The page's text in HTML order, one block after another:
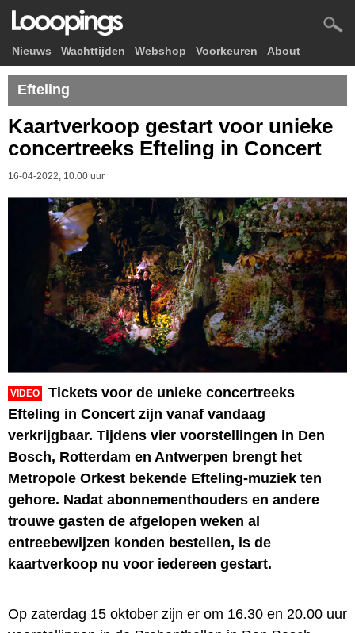
Nieuws Wachttijden Webshop Voorkeuren About
Efteling
Kaartverkoop gestart voor unieke
concertreeks Efteling in Concert
16-04-2022, 10.00 uur
VIDEO
Tickets voor de unieke concertreeks
Efteling in Concert zijn vanaf vandaag
verkrijgbaar. Tijdens vier voorstellingen in Den
Bosch, Rotterdam en Antwerpen brengt het
Metropole Orkest bekende Efteling-muziek ten
gehore. Nadat abonnementhouders en andere
trouwe gasten de afgelopen weken al
entreebewijzen konden bestellen, is de
kaartverkoop nu voor iedereen gestart.
Op zaterdag 15 oktober zijn er om 16.30 en 20.00 uur